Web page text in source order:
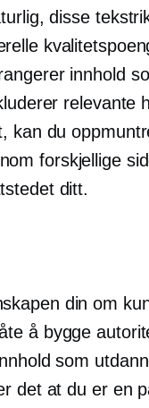
disse
innhold
relevante
kan du
forskjellige
ditt.
din om
å bygge
som
det at du er en